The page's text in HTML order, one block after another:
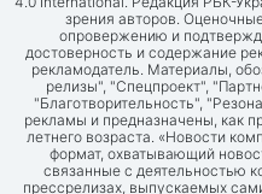
зрения авторов.
опровержению и
достоверность и содержание
рекламодатель. Материалы,
релизы", "Спецпроект",
"Благотворительность",
рекламы и предназначены, как
летнего возраста. «Новости
формат, охватывающий
связанные с деятельностью
прессрелизах, выпускаемых